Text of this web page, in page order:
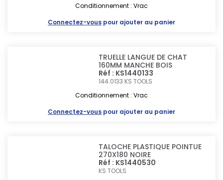
Conditionnement : Vrac
Connectez-vous pour ajouter au panier
TRUELLE LANGUE DE CHAT
160MM MANCHE BOIS
Réf : KS1440133
144.0133 KS TOOLS
Conditionnement : Vrac
Connectez-vous pour ajouter au panier
TALOCHE PLASTIQUE POINTUE
270X180 NOIRE
Réf : KS1440530
KS TOOLS